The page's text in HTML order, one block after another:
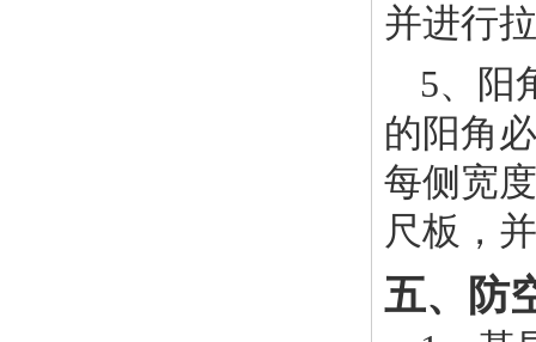
并进行
5、阳
的阳角
每侧宽
尺板，
五、防